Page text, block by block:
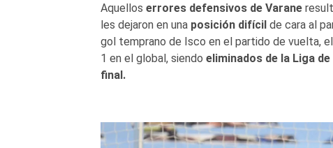
Aquellos errores defensivos de Varane
les dejaron en una posición difícilde cara al
gol temprano de Isco en el partido de vuelta, el
1 en el global, siendo eliminados de la Liga
final.